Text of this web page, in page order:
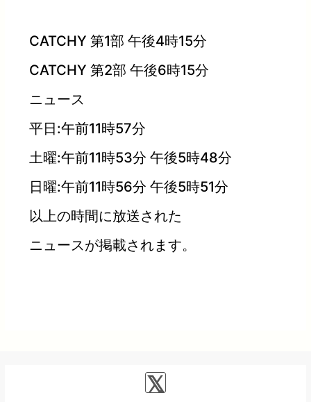
CATCHY 第1部 午後4時15分
CATCHY 第2部 午後6時15分
ニュース
平日:午前11時57分
土曜:午前11時53分 午後5時48分
日曜:午前11時56分 午後5時51分
以上の時間に放送された
ニュースが掲載されます。